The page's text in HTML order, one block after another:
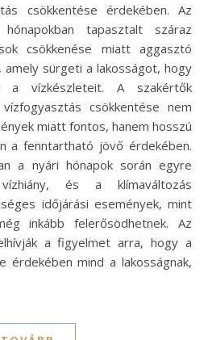
csökkentése érdekében. Az
tapasztalt száraz
csökkenése miatt aggasztó
sürgeti a lakosságot, hogy
a vízkészleteit. A szakértők
csökkentése nem
miatt fontos, hanem hosszú
a fenntartható jövő érdekében.
a nyári hónapok során egyre
és a klímaváltozás
időjárási események, mint
inkább felerősödhetnek. Az
a figyelmet arra, hogy a
érdekében mind a lakosságnak,